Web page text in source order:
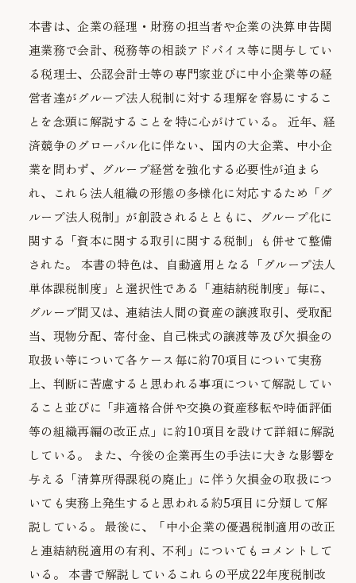
本書は、企業の経理・財務の担当者や企業の決算申告関
連業務で会計、税務等の相談アドバイス等に関与してい
る税理士、公認会計士等の専門家並びに中小企業等の経
営者達がグループ法人税制に対する理解を容易にするこ
とを念頭に解説することを特に心がけている。 近年、経
済競争のグローバル化に伴ない、国内の大企業、中小企
業を問わず、グループ経営を強化する必要性が迫まら
れ、これら法人組織の形態の多様化に対応するため「グ
ループ法人税制」が創設されるとともに、グループ化に
関する「資本に関する取引に関する税制」も併せて整備
された。 本書の特色は、自動適用となる「グループ法人
単体課税制度」と選択性である「連結納税制度」毎に、
グループ間又は、連結法人間の資産の譲渡取引、受取配
当、現物分配、寄付金、自己株式の譲渡等及び欠損金の
取扱い等について各ケース毎に約70項目について実務
上、判断に苦慮すると思われる事項について解説してい
ること並びに「非適格合併や交換の資産移転や時価評価
等の組織再編の改正点」に約10項目を設けて詳細に解説
している。 また、今後の企業再生の手法に大きな影響を
与える「清算所得課税の廃止」に伴う欠損金の取扱につ
いても実務上発生すると思われる約5項目に分類して解
説している。 最後に、「中小企業の優遇税制適用の改正
と連結納税適用の有利、不利」についてもコメントして
いる。 本書で解説しているこれらの平成22年度税制改